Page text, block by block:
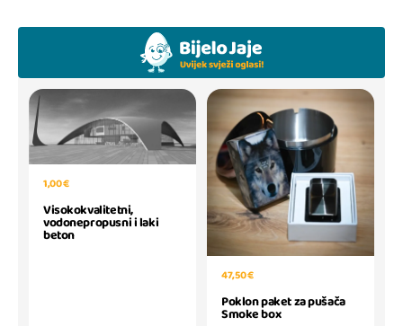
1,00 €
Visokokvalitetni,
vodonepropusni i laki
beton
47,50 €
Poklon paket za pušača
Smoke box